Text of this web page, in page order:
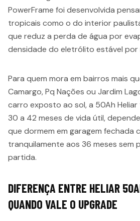
PowerFrame foi desenvolvida
tropicais como o do interior
que reduz a perda de água por
densidade do eletrólito estável por
Para quem mora em bairros mais
Camargo, Pq Nações ou Jardim
carro exposto ao sol, a 50Ah
30 a 42 meses de vida útil,
que dormem em garagem fechada
tranquilamente aos 36 meses sem
partida.
DIFERENÇA ENTRE HELIAR
QUANDO VALE O UPGRADE